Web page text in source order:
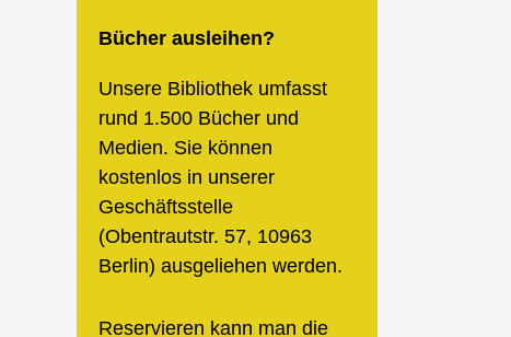
Bücher ausleihen?
Unsere Bibliothek umfasst
rund 1.500 Bücher und
Medien. Sie können
kostenlos in unserer
Geschäftsstelle
(Obentrautstr. 57, 10963
Berlin) ausgeliehen werden.
Reservieren kann man die